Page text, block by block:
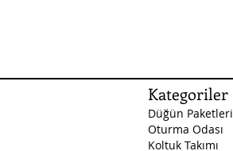
Kategoriler
Düğün Paketleri
Oturma Odası
Koltuk Takımı